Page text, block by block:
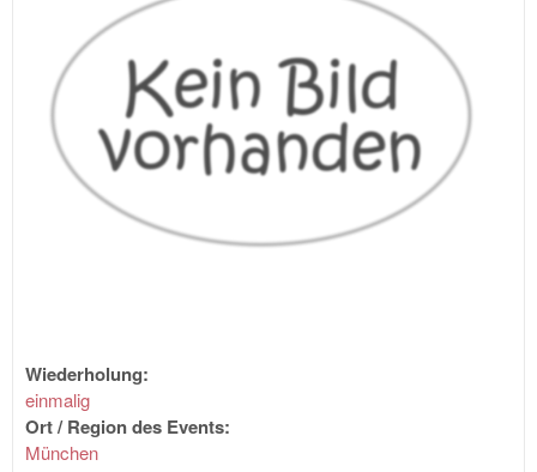
Wiederholung:
einmalig
Ort / Region des Events:
München